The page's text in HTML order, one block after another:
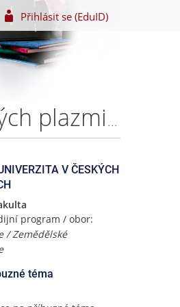
Přihlásit se (EduID)
Molekulární analýza a identifikace nového potyviru a fytoplazmových plazmidů. – Ing. Tatiana Michailovna SARKISOVA
V ČESKÝCH
program / obor:
/ Zemědělské
téma